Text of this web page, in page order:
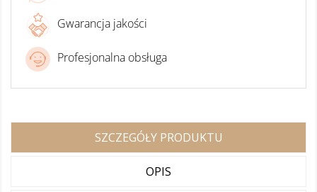
Gwarancja jakości
Profesjonalna obsługa
SZCZEGÓŁY PRODUKTU
OPIS